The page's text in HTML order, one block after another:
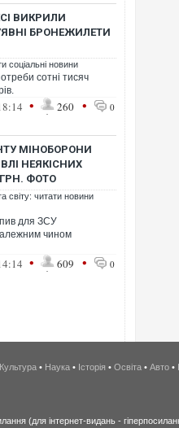
ВИКРИЛИ
БРОНЕЖИЛЕТИ
соціальні новини
сотні тисяч
• 260 • 0
МІНОБОРОНИ
НЕЯКІСНИХ
ФОТО
світу: читати новини
для ЗСУ
чином
• 609 • 0
Культура • Наука • Історія • Освіта • Авто •
(для інтернет-видань -